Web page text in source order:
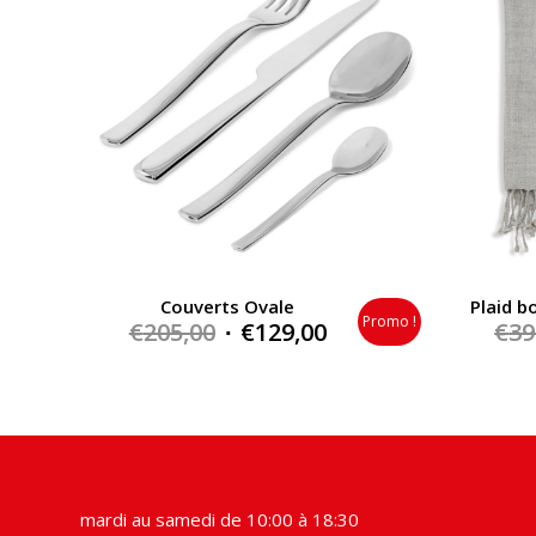
Couverts Ovale
€205,00 Original
€129,00Current
Promo !
Plaid
€
mardi au samedi de 10:00 à 18:30